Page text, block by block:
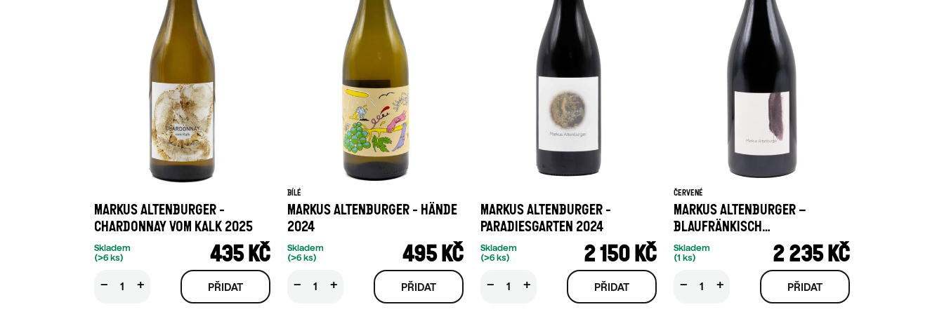
MARKUS ALTENBURGER -
CHARDONNAY VOM KALK 2025
435 KČ
Skladem
(>6 ks)
+
−
BÍLÉ
MARKUS ALTENBURGER - HÄNDE
2024
495 KČ
Skladem
(>6 ks)
+
−
MARKUS ALTENBURGER -
PARADIESGARTEN 2024
2 150 KČ
Skladem
(>6 ks)
+
−
ČERVENÉ
MARKUS ALTENBURGER –
BLAUFRÄNKISCH
GRITSCHENBERG 2021 1,5 L
2 235 KČ
Skladem
(1 ks)
+
−